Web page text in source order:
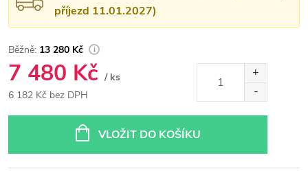
příjezd 11.01.2027)
13 280 Kč
7 480 Kč / ks
6 182 Kč bez DPH
VLOŽIT DO KOŠÍKU